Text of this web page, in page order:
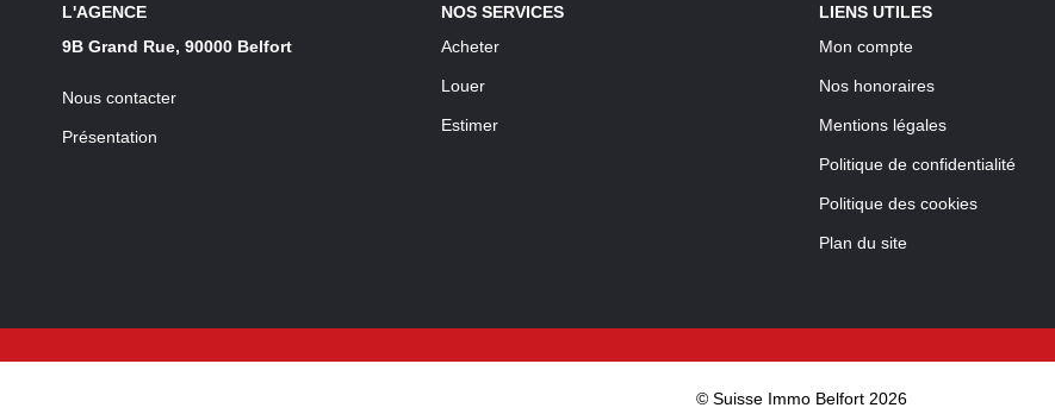
L'AGENCE
9B Grand Rue, 90000 Belfort
Nous contacter
Présentation
NOS SERVICES
Acheter
Louer
Estimer
LIENS UTILES
Mon compte
Nos honoraires
Mentions légales
Politique de confidentialité
Politique des cookies
Plan du site
© Suisse Immo Belfort 2026